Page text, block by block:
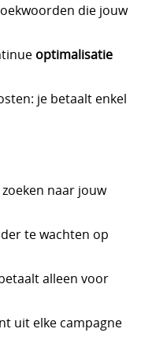
die jouw
optimalisatie
je betaalt enkel
naar jouw
te wachten op
alleen voor
uit elke campagne